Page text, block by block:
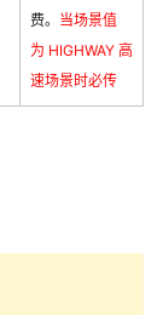
费。 当场景值
为 HIGHWAY 高
速场景时必传